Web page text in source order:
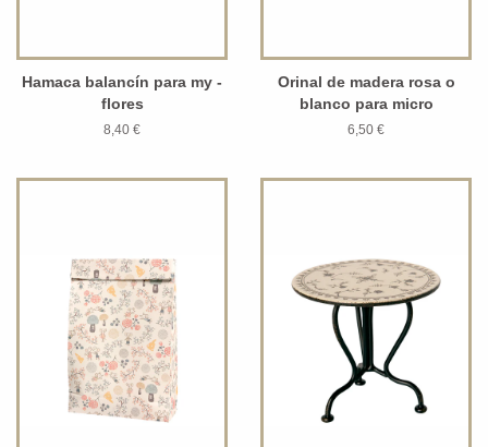
Hamaca balancín para my -
flores
8,40 €
Orinal de madera rosa o
blanco para micro
6,50 €